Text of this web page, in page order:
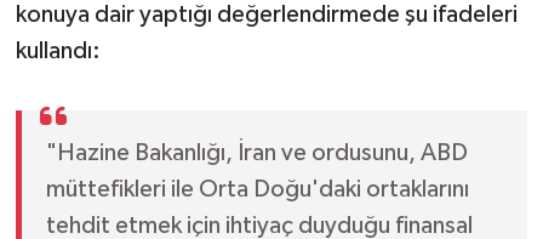
konuya dair yaptığı değerlendirmede şu ifadeleri
kullandı:
"Hazine Bakanlığı, İran ve ordusunu, ABD
müttefikleri ile Orta Doğu'daki ortaklarını
tehdit etmek için ihtiyaç duyduğu finansal